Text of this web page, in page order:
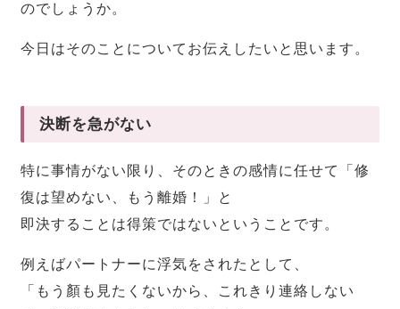
のでしょうか。
今日はそのことについてお伝えしたいと思います。
決断を急がない
特に事情がない限り、そのときの感情に任せて「修
復は望めない、もう離婚！」と
即決することは得策ではないということです。
例えばパートナーに浮気をされたとして、
「もう顏も見たくないから、これきり連絡しない